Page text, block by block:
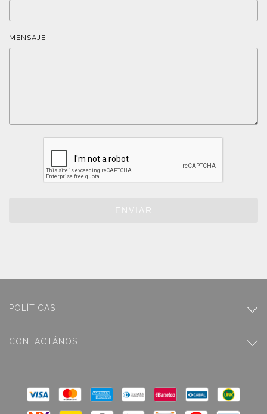
MENSAJE
ENVIAR
POLÍTICAS
CONTACTÁNOS